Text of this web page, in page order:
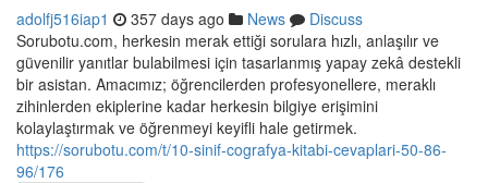
adolfj516iap1 357 days ago News
Discuss
Sorubotu.com, herkesin merak ettiği sorulara hızlı, anlaşılır ve
güvenilir yanıtlar bulabilmesi için tasarlanmış yapay zekâ destekli
bir asistan. Amacımız; öğrencilerden profesyonellere, meraklı
zihinlerden ekiplerine kadar herkesin bilgiye erişimini
kolaylaştırmak ve öğrenmeyi keyifli hale getirmek.
https://sorubotu.com/t/10-sinif-cografya-kitabi-cevaplari-50-86-
96/176